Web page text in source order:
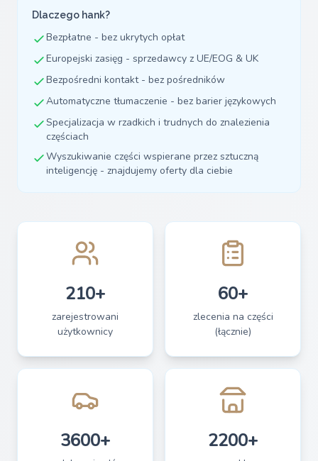
Dlaczego hank?
Bezpłatne - bez ukrytych opłat
Europejski zasięg - sprzedawcy z UE/EOG & UK
Bezpośredni kontakt - bez pośredników
Automatyczne tłumaczenie - bez barier językowych
Specjalizacja w rzadkich i trudnych do znalezienia
częściach
Wyszukiwanie części wspierane przez sztuczną
inteligencję - znajdujemy oferty dla ciebie
210+
zarejestrowani
użytkownicy
60+
zlecenia na części
(łącznie)
3600+ 2200+